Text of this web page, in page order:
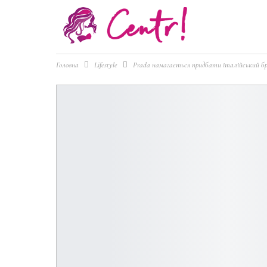
Головна Lifestyle Prada намагається придбати італійський